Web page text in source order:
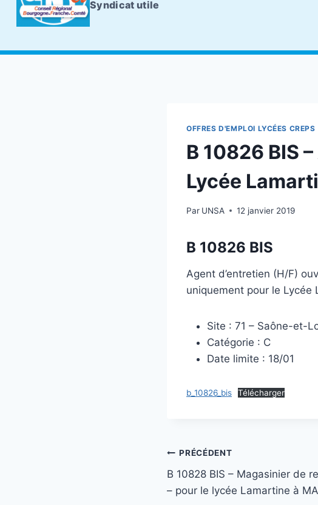
Syndicat utile
OFFRES D'EMPLOI LYCÉES CREPS
B 10826 BIS
Lycée
Par UNSA 12 janvier 2019
B 10826 BIS
Agent d’entretien (H/F)
uniquement pour le Lycée
Site : 71 – Saône-et-
Catégorie : C
Date limite : 18/01
b_10826_bis Télécharger
Navigation
de
PRÉCÉDENT
B 10828 BIS – Magasinier de
– pour le lycée Lamartine à